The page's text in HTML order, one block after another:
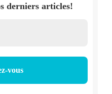
derniers articles!